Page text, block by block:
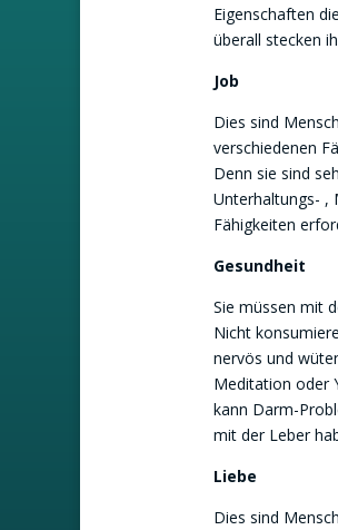
Eigenschaften
überall stecken
Job
Dies sind
verschiedenen
Denn sie sind
Unterhaltungs- ,
Fähigkeiten
Gesundheit
Sie müssen mit
Nicht
nervös und
Meditation oder
kann Darm-
mit der Leber
Liebe
Dies sind